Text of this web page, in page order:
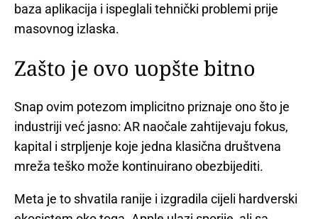
baza aplikacija i ispeglali tehnički problemi prije
masovnog izlaska.
Zašto je ovo uopšte bitno
Snap ovim potezom implicitno priznaje ono što je
industriji već jasno: AR naočale zahtijevaju fokus,
kapital i strpljenje koje jedna klasična društvena
mreža teško može kontinuirano obezbijediti.
Meta je to shvatila ranije i izgradila cijeli hardverski